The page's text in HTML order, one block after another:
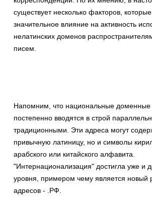
существует несколько факторов, которые
значительное влияние на активность
нелатинских доменов
писем.
Напомним, что национальные
постепенно вводятся в строй
традиционными. Эти адреса могут
привычную латиницу, но и символы
арабского или китайского алфавита.
"Интернационализация" достигла уже и
уровня, примером чему является новый
адресов - .РФ.